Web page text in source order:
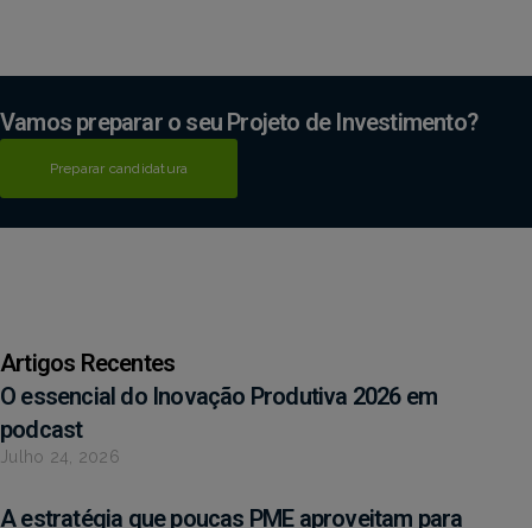
Vamos preparar o seu Projeto de Investimento?
Preparar candidatura
Artigos Recentes
O essencial do Inovação Produtiva 2026 em
podcast
Julho 24, 2026
A estratégia que poucas PME aproveitam para